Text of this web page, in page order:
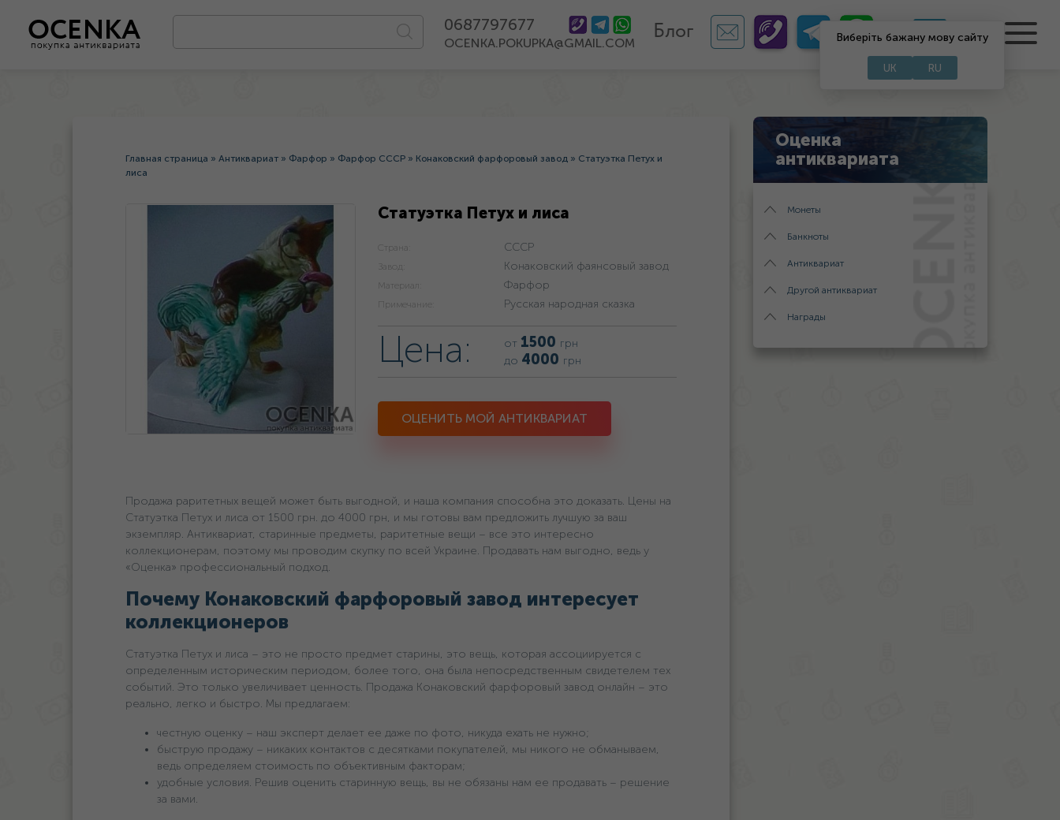
0687797677
OCENKA.POKUPKA@GMAIL.COM Блог UA
Виберіть бажану мову сайту
UK RU
Главная страница » Антиквариат » Фарфор » Фарфор СССР » Конаковский фарфоровый завод » Статуэтка Петух и
лиса
Статуэтка Петух и лиса
Страна: СССР
Завод: Конаковский фаянсовый завод
Материал: Фарфор
Примечание: Русская народная сказка
Цена: от 1500 грн
до 4000 грн
ОЦЕНИТЬ МОЙ АНТИКВАРИАТ
Продажа раритетных вещей может быть выгодной, и наша компания способна это доказать. Цены на
Статуэтка Петух и лиса oт 1500 грн. дo 4000 грн, и мы готовы вам предложить лучшую за ваш
экземпляр. Антиквариат, старинные предметы, раритетные вещи – все это интересно
коллекционерам, поэтому мы проводим скупку по всей Украине. Продавать нам выгодно, ведь у
«Оценка» профессиональный подход.
Почему Конаковский фарфоровый завод интересует
коллекционеров
Статуэтка Петух и лиса – это не просто предмет старины, это вещь, которая ассоциируется с
определенным историческим периодом, более того, она была непосредственным свидетелем тех
событий. Это только увеличивает ценность. Продажа Конаковский фарфоровый завод онлайн – это
реально, легко и быстро. Мы предлагаем:
честную оценку – наш эксперт делает ее даже по фото, никуда ехать не нужно;
быструю продажу – никаких контактов с десятками покупателей, мы никого не обманываем,
ведь определяем стоимость по объективным факторам;
удобные условия. Решив оценить старинную вещь, вы не обязаны нам ее продавать – решение
за вами.
Оценка
антиквариата
Монеты
Банкноты
Антиквариат
Другой антиквариат
Награды